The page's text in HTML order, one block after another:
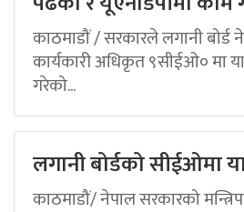
काठमाडौं / सरकारले लगानी बोर्ड
कार्यकारी अधिकृत ९सीईओ० मा
गरेको...
लगानी बोर्डको सीईओमा
काठमाडौं/ नेपाल सरकारको